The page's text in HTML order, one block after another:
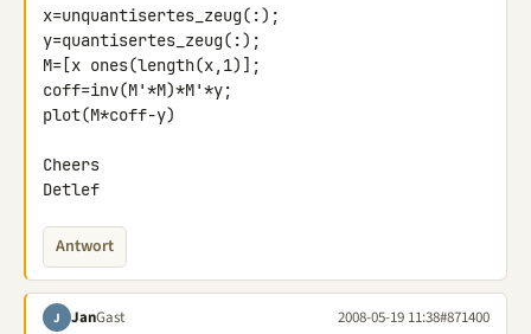
x=unquantisertes_zeug(:);
y=quantisertes_zeug(:);
M=[x ones(length(x,1)];
coff=inv(M'*M)*M'*y;
plot(M*coff-y)
Cheers
Detlef
Antwort
J JanGast 2008-05-19 11:38#871400